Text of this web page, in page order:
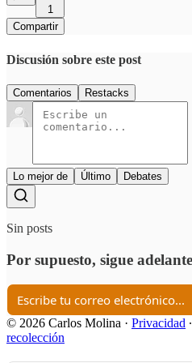
1
Compartir
Discusión sobre este post
Comentarios Restacks
Lo mejor de Último Debates
Sin posts
Por supuesto, sigue
© 2026 Carlos Molina · Privacidad ∙
recolección